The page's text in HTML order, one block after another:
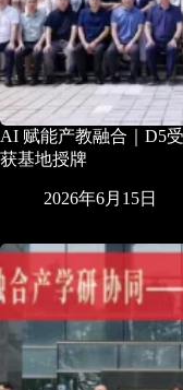
AI 赋能产教融合｜D5
获基地授牌
2026年6月15日